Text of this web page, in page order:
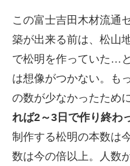
この富士吉田木材流通
築が出来る前は、松山
で松明を作っていた…
は想像がつかない。も
の数が少なかったために
れば2～3日で作り終わ
制作する松明の本数は
数は今の倍以上。人数